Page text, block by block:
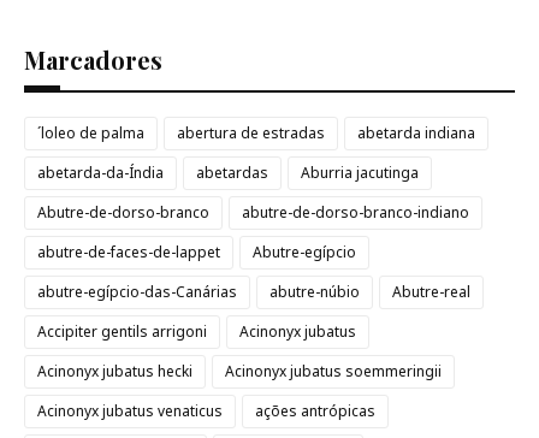
Marcadores
´loleo de palma abertura de estradas
abetarda indiana
abetarda-da-Índia
abetardas
Aburria jacutinga
Abutre-de-dorso-branco
abutre-de-dorso-branco-indiano
abutre-de-faces-de-lappet
Abutre-egípcio
abutre-egípcio-das-Canárias
abutre-núbio
Abutre-real
Accipiter gentils arrigoni
Acinonyx jubatus
Acinonyx jubatus hecki
Acinonyx jubatus soemmeringii
Acinonyx jubatus venaticus
ações antrópicas